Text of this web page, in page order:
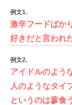
例文1.
激辛フードばか
好きだと言われ
例文2.
アイドルのよう
人のようなタイ
というのは蓼食